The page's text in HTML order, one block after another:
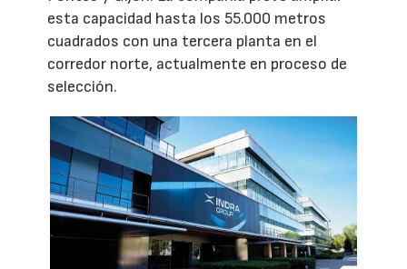
esta capacidad hasta los 55.000 metros
cuadrados con una tercera planta en el
corredor norte, actualmente en proceso de
selección.